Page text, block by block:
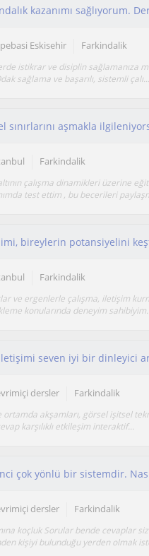
Eskisehir Farkindalik
istikrar ve disiplin sağlamanıza
sağlama ve başarılı, sistemli çalı...
Farkindalik
çalışma dinamikleri üzerine
test ettim , bu becerileri
Farkindalik
ve ergenlerle çalışma, iletişim
konularında deneyim
dersler Farkindalik
ortamda akşamları, görsel işitsel
karşılıklı etkileşim interaktif...
dersler Farkindalik
koçluk Sorular bende cevaplar
kişiyi bulunduğu yerden olmak